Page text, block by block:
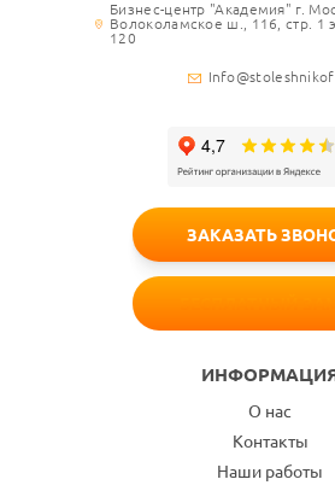
Бизнес-центр "Академия" г.
Волоколамское ш., 116, стр. 1
120
О нас
Контакты
Наши работы
ЗАКАЗАТЬ